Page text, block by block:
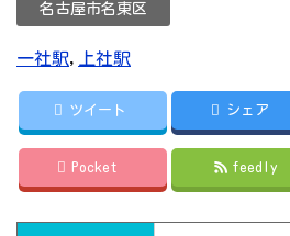
名古屋市名東区
一社駅, 上社駅
ツイート シェア
Pocket feedly